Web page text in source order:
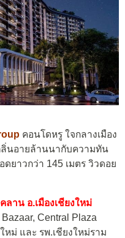
คอนโดหรู ใจกลางเมือง
ลิ่นอายล้านนากับความทัน
ยาวกว่า 145 เมตร วิวดอย
าน อ.เมืองเชียงใหม่
Central Plaza
หม่ และ รพ.เชียงใหม่ราม